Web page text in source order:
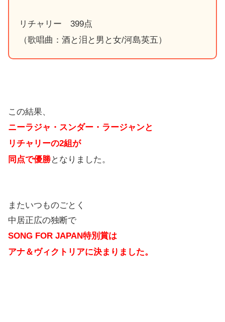
リチャリー 399点
（歌唱曲：酒と泪と男と女/河島英五）
この結果、
ニーラジャ・スンダー・ラージャンと
リチャリーの2組が
同点で優勝となりました。
またいつものごとく
中居正広の独断で
SONG FOR JAPAN特別賞は
アナ＆ヴィクトリアに決まりました。